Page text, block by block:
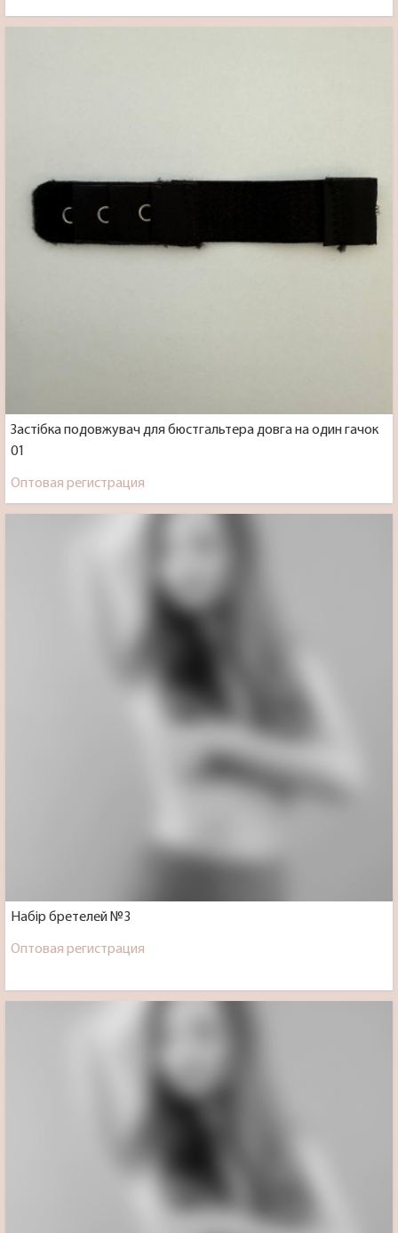
Застібка подовжувач для бюстгальтера довга на один гачок
01
Оптовая регистрация
Набір бретелей №3
Оптовая регистрация